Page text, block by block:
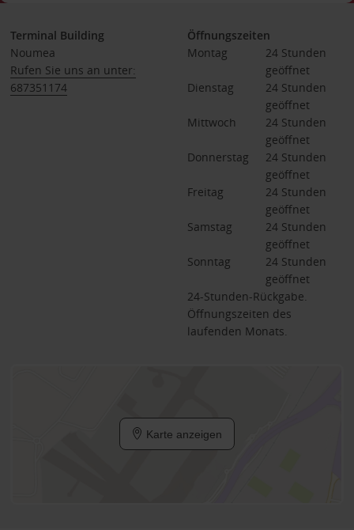
Terminal Building
Noumea
Rufen Sie uns an unter:
687351174
Öffnungszeiten
Montag
24 Stunden
geöffnet
Dienstag
24 Stunden
geöffnet
Mittwoch
24 Stunden
geöffnet
Donnerstag
24 Stunden
geöffnet
Freitag
24 Stunden
geöffnet
Samstag
24 Stunden
geöffnet
Sonntag
24 Stunden
geöffnet
24-Stunden-Rückgabe.
Öffnungszeiten des
laufenden Monats.
Karte anzeigen